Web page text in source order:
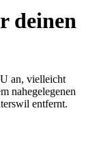
deinen
an, vielleicht
nahegelegenen
entfernt.